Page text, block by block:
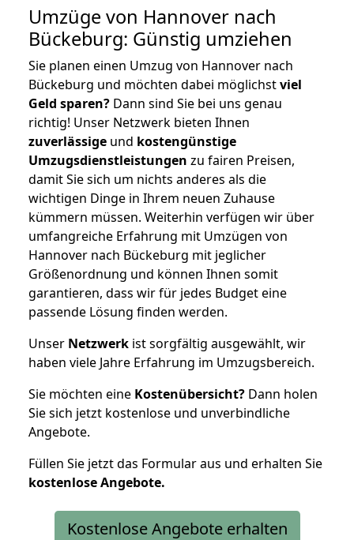
Umzüge von Hannover nach
Bückeburg: Günstig umziehen
Sie planen einen Umzug von Hannover nach
Bückeburg und möchten dabei möglichstviel
Geld sparen? Dann sind Sie bei uns genau
richtig! Unser Netzwerk bieten Ihnen
zuverlässige und kostengünstige
Umzugsdienstleistungen zu fairen Preisen,
damit Sie sich um nichts anderes als die
wichtigen Dinge in Ihrem neuen Zuhause
kümmern müssen. Weiterhin verfügen wir über
umfangreiche Erfahrung mit Umzügen von
Hannover nach Bückeburg mit jeglicher
Größenordnung und können Ihnen somit
garantieren, dass wir für jedes Budget eine
passende Lösung finden werden.
Unser Netzwerk ist sorgfältig ausgewählt, wir
haben viele Jahre Erfahrung im Umzugsbereich.
Sie möchten eine Kostenübersicht? Dann holen
Sie sich jetzt kostenlose und unverbindliche
Angebote.
Füllen Sie jetzt das Formular aus und erhalten Sie
kostenloseAngebote.
Kostenlose Angebote erhalten